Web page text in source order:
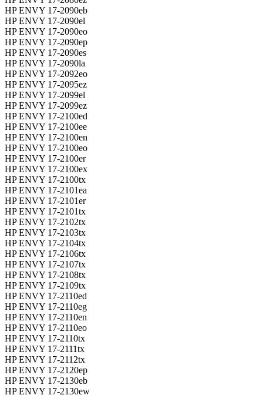
HP ENVY 17-2090eb
HP ENVY 17-2090el
HP ENVY 17-2090eo
HP ENVY 17-2090ep
HP ENVY 17-2090es
HP ENVY 17-2090la
HP ENVY 17-2092eo
HP ENVY 17-2095ez
HP ENVY 17-2099el
HP ENVY 17-2099ez
HP ENVY 17-2100ed
HP ENVY 17-2100ee
HP ENVY 17-2100en
HP ENVY 17-2100eo
HP ENVY 17-2100er
HP ENVY 17-2100ex
HP ENVY 17-2100tx
HP ENVY 17-2101ea
HP ENVY 17-2101er
HP ENVY 17-2101tx
HP ENVY 17-2102tx
HP ENVY 17-2103tx
HP ENVY 17-2104tx
HP ENVY 17-2106tx
HP ENVY 17-2107tx
HP ENVY 17-2108tx
HP ENVY 17-2109tx
HP ENVY 17-2110ed
HP ENVY 17-2110eg
HP ENVY 17-2110en
HP ENVY 17-2110eo
HP ENVY 17-2110tx
HP ENVY 17-2111tx
HP ENVY 17-2112tx
HP ENVY 17-2120ep
HP ENVY 17-2130eb
HP ENVY 17-2130ew